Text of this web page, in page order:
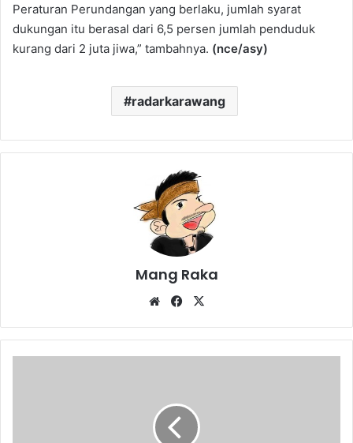
Peraturan Perundangan yang berlaku, jumlah syarat
dukungan itu berasal dari 6,5 persen jumlah penduduk
kurang dari 2 juta jiwa,” tambahnya. (nce/asy)
radarkarawang
Mang Raka
WebsiteFacebook